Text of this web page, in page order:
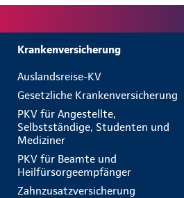
Krankenversicherung
Auslandsreise-KV
Gesetzliche Krankenversicherung
PKV für Angestellte,
Selbstständige, Studenten und
Mediziner
PKV für Beamte und
Heilfürsorgeempfänger
Zahnzusatzversicherung